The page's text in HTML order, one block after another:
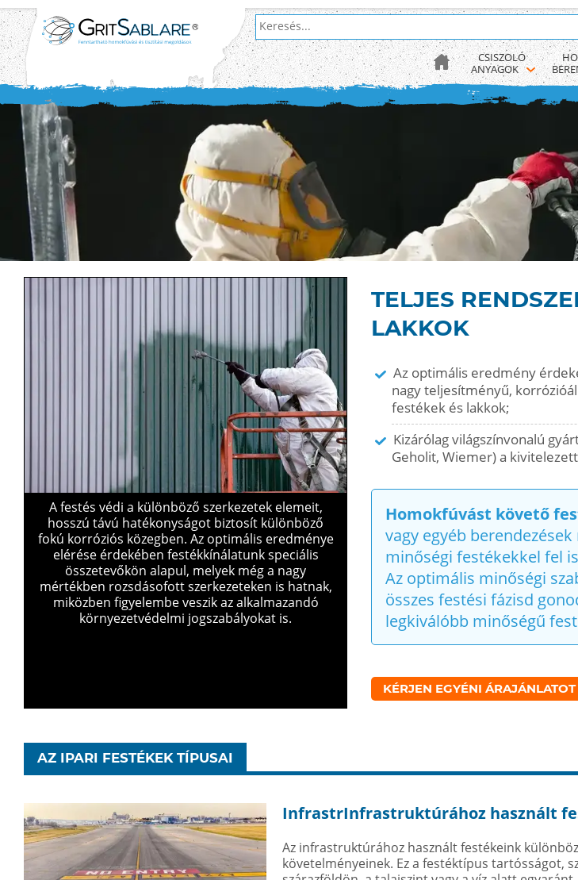
CSISZOLÓ
ANYAGOK
A festés védi a különböző szerkezetek elemeit,
hosszú távú hatékonyságot biztosít különböző
fokú korróziós közegben. Az optimális eredménye
elérése érdekében festékkínálatunk speciális
összetevőkön alapul, melyek még a nagy
mértékben rozsdásofott szerkezeteken is hatnak,
miközben figyelembe veszik az alkalmazandó
környezetvédelmi jogszabályokat is.
TELJES
LAKKOK
Az optimális eredmény
nagy teljesítményű,
festékek és lakkok;
Kizárólag világszínvonalú
Geholit, Wiemer) a
Homokfúvást követő
vagy egyéb
minőségi festékekkel fel
Az optimális minőségi
összes festési fázisd
legkiválóbb minőségű
KÉRJEN EGYÉNI ÁRAJÁNLATOT
AZ IPARI FESTÉKEK TÍPUSAI
InfrastrInfrastruktúrához használt
Az infrastruktúrához használt festékeink
követelményeinek. Ez a festéktípus tartósságot,